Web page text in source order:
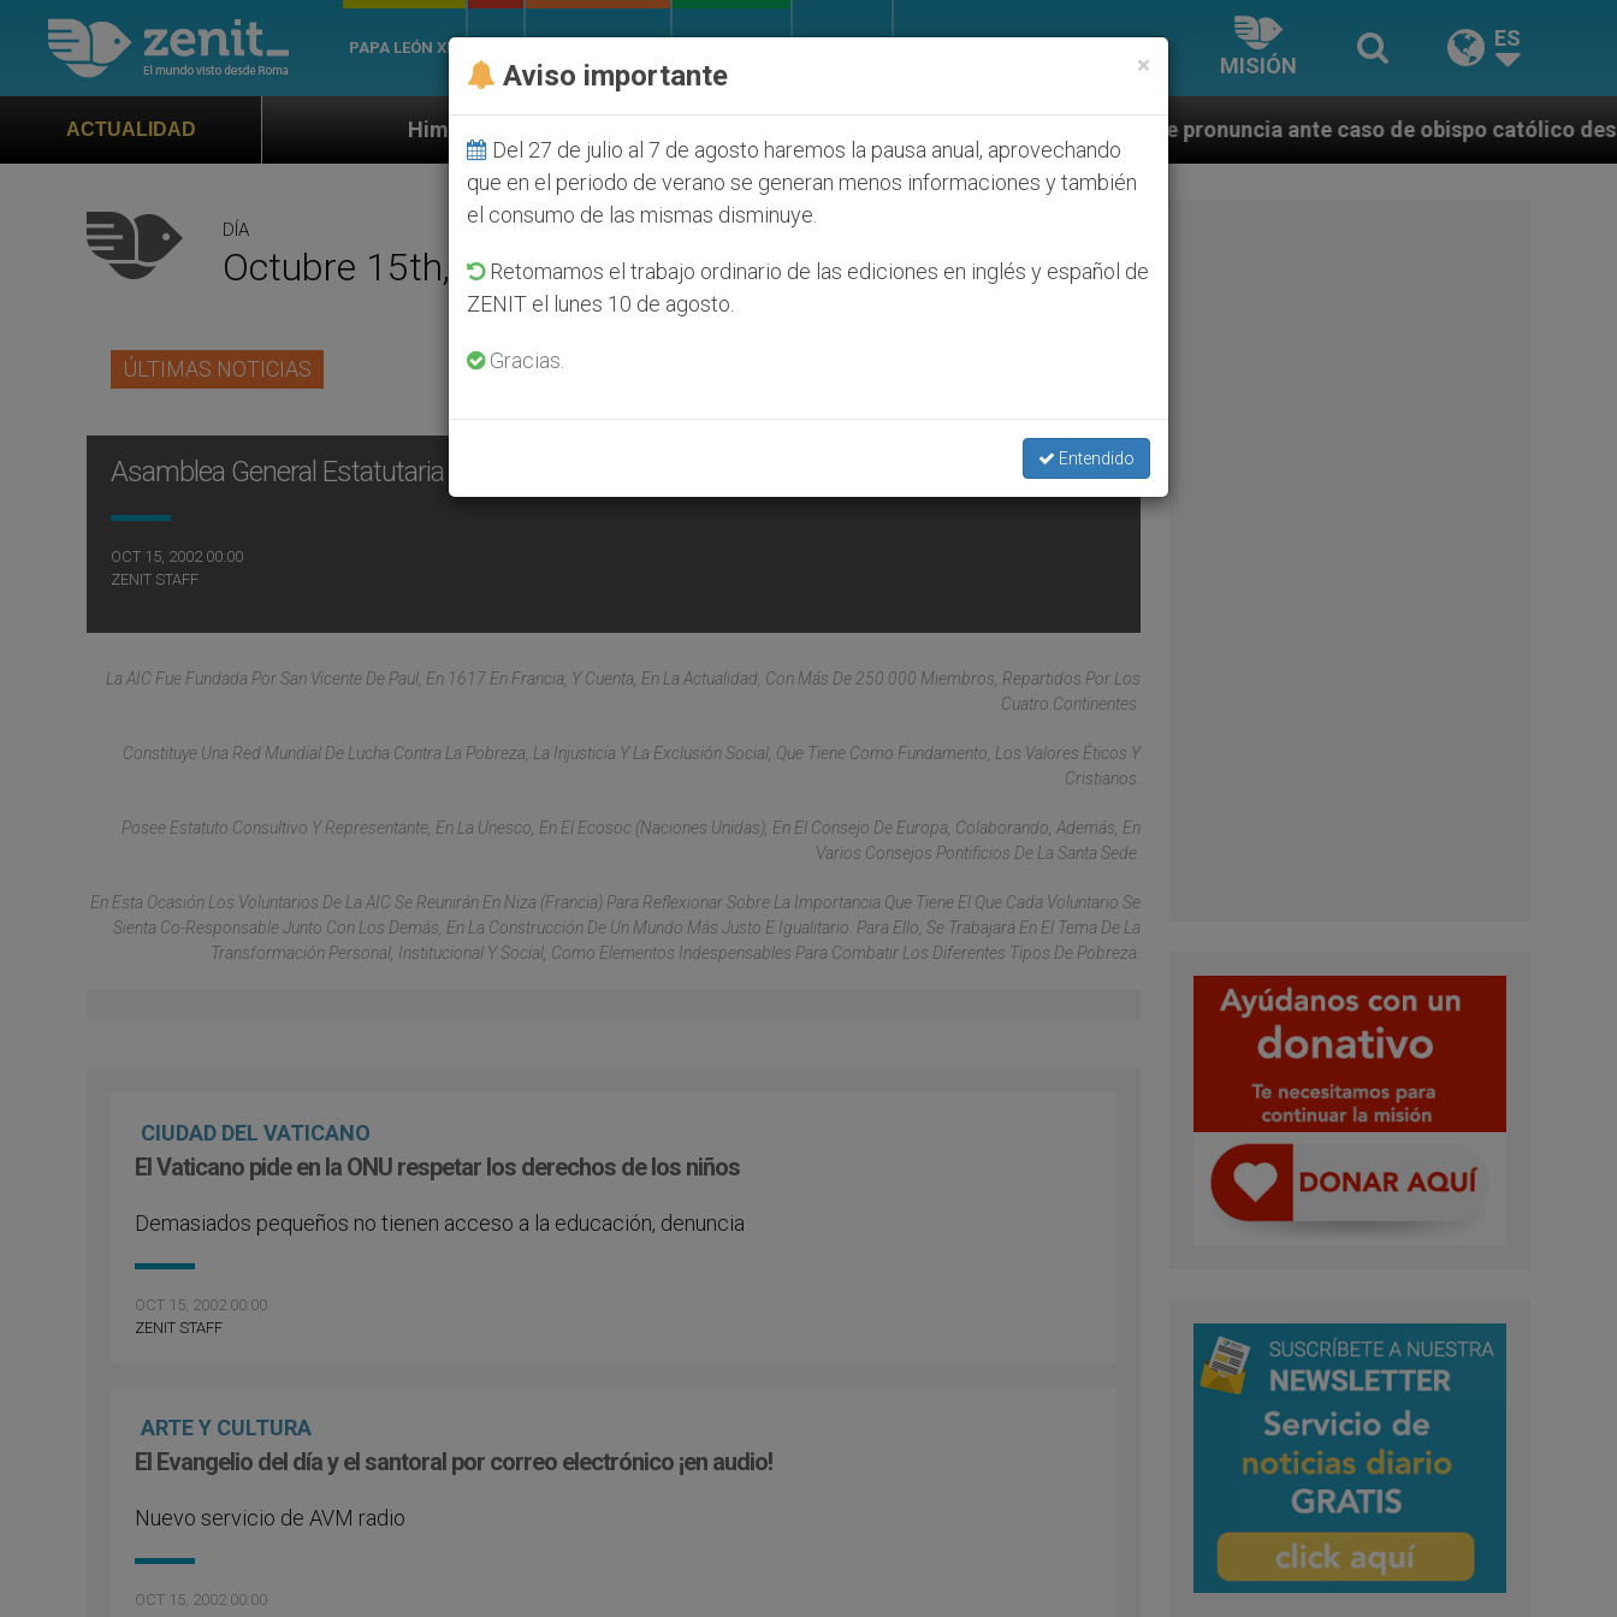
PAPA LEÓN XIV
MISIÓN
ES
ACTUALIDAD Himno oficial de la Jornada Mundial de la Juventud Seúl 2027 ONU se pronuncia ante caso de obispo católico desaparecido por la
DÍA
Octubre 15th, 2002
ÚLTIMAS NOTICIAS
Asamblea General Estatutaria de la Asociación Internacional de Caridades
OCT 15, 2002 00:00
ZENIT STAFF
La AIC Fue Fundada Por San Vicente De Paul, En 1617 En Francia, Y Cuenta, En La Actualidad, Con Más De 250.000 Miembros, Repartidos Por Los
Cuatro Continentes.
Constituye Una Red Mundial De Lucha Contra La Pobreza, La Injusticia Y La Exclusión Social, Que Tiene Como Fundamento, Los Valores Éticos Y
Cristianos.
Posee Estatuto Consultivo Y Representante, En La Unesco, En El Ecosoc (Naciones Unidas), En El Consejo De Europa, Colaborando, Además, En
Varios Consejos Pontificios De La Santa Sede.
En Esta Ocasión Los Voluntarios De La AIC Se Reunirán En Niza (Francia) Para Reflexionar Sobre La Importancia Que Tiene El Que Cada Voluntario Se
Sienta Co-Responsable Junto Con Los Demás, En La Construcción De Un Mundo Más Justo E Igualitario. Para Ello, Se Trabajará En El Tema De La
Transformación Personal, Institucional Y Social, Como Elementos Indespensables Para Combatir Los Diferentes Tipos De Pobreza.
CIUDAD DEL VATICANO
El Vaticano pide en la ONU respetar los derechos de los niños
Demasiados pequeños no tienen acceso a la educación, denuncia
OCT 15, 2002 00:00
ZENIT STAFF
ARTE Y CULTURA
El Evangelio del día y el santoral por correo electrónico ¡en audio!
Nuevo servicio de AVM radio
OCT 15, 2002 00:00
×
Aviso importante
Del 27 de julio al 7 de agosto haremos la pausa anual, aprovechando
que en el periodo de verano se generan menos informaciones y también
el consumo de las mismas disminuye.
Retomamos el trabajo ordinario de las ediciones en inglés y español de
ZENIT el lunes 10 de agosto.
Gracias.
Entendido